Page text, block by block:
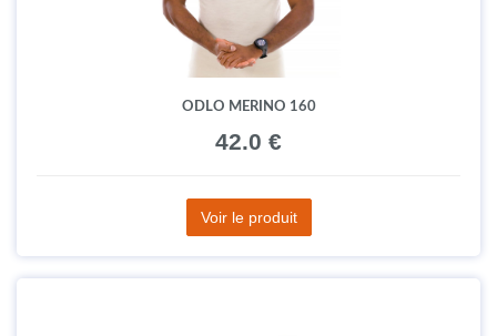
ODLO MERINO 160
42.0 €
Voir le produit